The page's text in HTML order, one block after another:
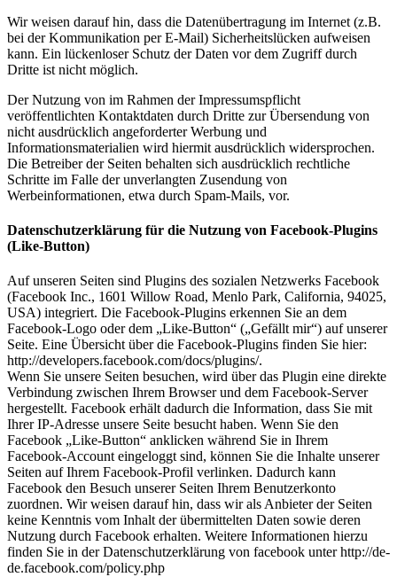
Wir weisen darauf hin, dass die Datenübertragung im Internet (z.B.
bei der Kommunikation per E-Mail) Sicherheitslücken aufweisen
kann. Ein lückenloser Schutz der Daten vor dem Zugriff durch
Dritte ist nicht möglich.
Der Nutzung von im Rahmen der Impressumspflicht
veröffentlichten Kontaktdaten durch Dritte zur Übersendung von
nicht ausdrücklich angeforderter Werbung und
Informationsmaterialien wird hiermit ausdrücklich widersprochen.
Die Betreiber der Seiten behalten sich ausdrücklich rechtliche
Schritte im Falle der unverlangten Zusendung von
Werbeinformationen, etwa durch Spam-Mails, vor.
Datenschutzerklärung für die Nutzung von Facebook-Plugins
(Like-Button)
Auf unseren Seiten sind Plugins des sozialen Netzwerks Facebook
(Facebook Inc., 1601 Willow Road, Menlo Park, California, 94025,
USA) integriert. Die Facebook-Plugins erkennen Sie an dem
Facebook-Logo oder dem „Like-Button“ („Gefällt mir“) auf unserer
Seite. Eine Übersicht über die Facebook-Plugins finden Sie hier:
http://developers.facebook.com/docs/plugins/.
Wenn Sie unsere Seiten besuchen, wird über das Plugin eine direkte
Verbindung zwischen Ihrem Browser und dem Facebook-Server
hergestellt. Facebook erhält dadurch die Information, dass Sie mit
Ihrer IP-Adresse unsere Seite besucht haben. Wenn Sie den
Facebook „Like-Button“ anklicken während Sie in Ihrem
Facebook-Account eingeloggt sind, können Sie die Inhalte unserer
Seiten auf Ihrem Facebook-Profil verlinken. Dadurch kann
Facebook den Besuch unserer Seiten Ihrem Benutzerkonto
zuordnen. Wir weisen darauf hin, dass wir als Anbieter der Seiten
keine Kenntnis vom Inhalt der übermittelten Daten sowie deren
Nutzung durch Facebook erhalten. Weitere Informationen hierzu
finden Sie in der Datenschutzerklärung von facebook unter http://de-
de.facebook.com/policy.php